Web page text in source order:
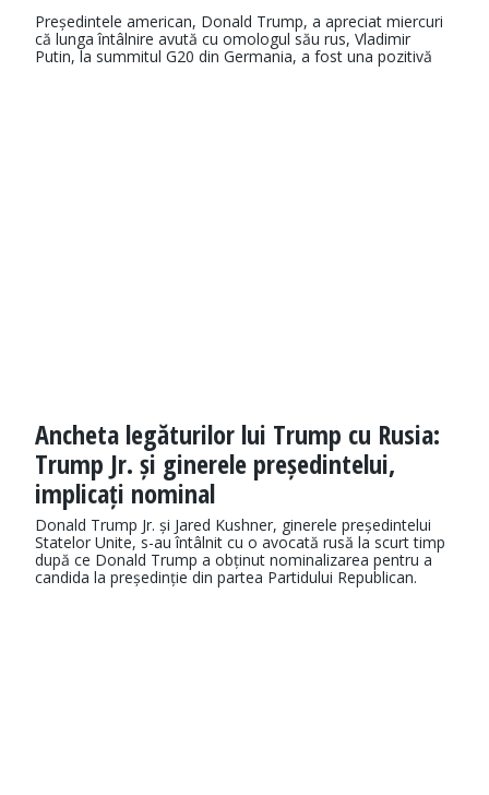
Președintele american, Donald Trump, a apreciat miercuri
că lunga întâlnire avută cu omologul său rus, Vladimir
Putin, la summitul G20 din Germania, a fost una pozitivă
Ancheta legăturilor lui Trump cu Rusia:
Trump Jr. și ginerele președintelui,
implicați nominal
Donald Trump Jr. și Jared Kushner, ginerele președintelui
Statelor Unite, s-au întâlnit cu o avocată rusă la scurt timp
după ce Donald Trump a obținut nominalizarea pentru a
candida la președinție din partea Partidului Republican.